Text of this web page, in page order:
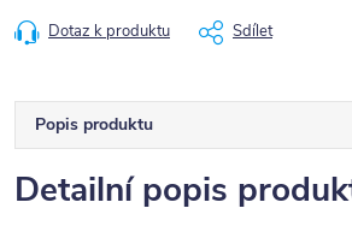
Dotaz k produktu Sdílet
Popis produktu
Detailní popis